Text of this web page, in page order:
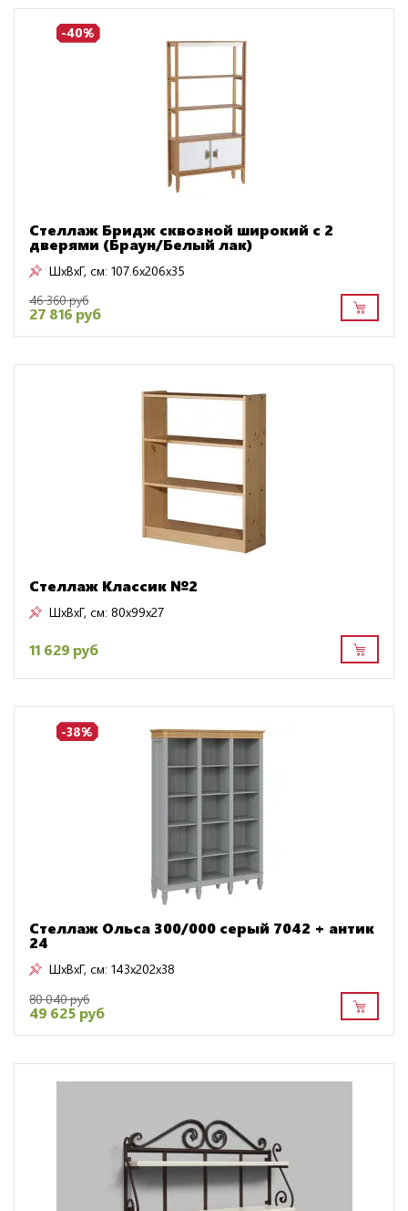
-40%
Стеллаж Бридж сквозной широкий с 2
дверями (Браун/Белый лак)
ШxВxГ, см: 107.6x206x35
46 360 руб
27 816 руб
Стеллаж Классик №2
ШxВxГ, см: 80x99x27
11 629 руб
-38%
Стеллаж Ольса 300/000 серый 7042 + антик
24
ШxВxГ, см: 143x202x38
80 040 руб
49 625 руб